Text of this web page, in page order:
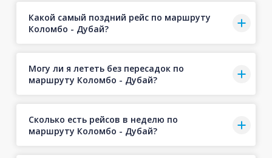
Какой самый поздний рейс по маршруту
Коломбо - Дубай?
Могу ли я лететь без пересадок по
маршруту Коломбо - Дубай?
Сколько есть рейсов в неделю по
маршруту Коломбо - Дубай?